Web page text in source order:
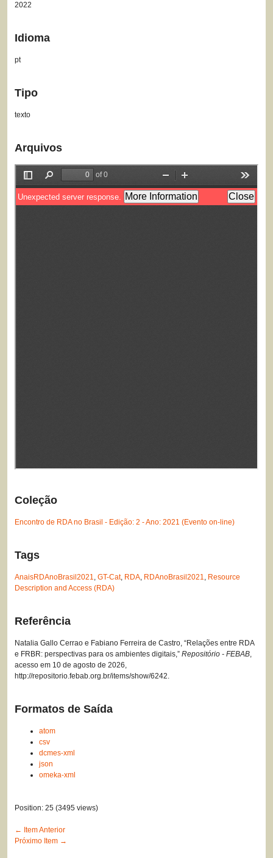
2022
Idioma
pt
Tipo
texto
Arquivos
Coleção
Encontro de RDA no Brasil - Edição: 2 - Ano: 2021 (Evento on-line)
Tags
AnaisRDAnoBrasil2021, GT-Cat, RDA, RDAnoBrasil2021, Resource
Description and Access (RDA)
Referência
Natalia Gallo Cerrao e Fabiano Ferreira de Castro, “Relações entre RDA
e FRBR: perspectivas para os ambientes digitais,” Repositório - FEBAB,
acesso em 10 de agosto de 2026,
http://repositorio.febab.org.br/items/show/6242.
Formatos de Saída
atom
csv
dcmes-xml
json
omeka-xml
Position: 25 (3495 views)
← Item Anterior
Próximo Item →